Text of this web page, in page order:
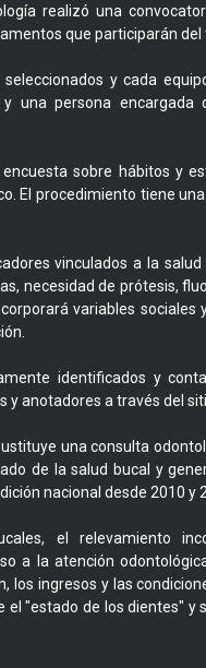
realizó una
que participarán del
y cada
una persona
sobre hábitos y
El procedimiento tiene
vinculados a la
necesidad de prótesis,
variables sociales
identificados y
anotadores a través del
una consulta
de la salud bucal y
nacional desde 2010 y
el relevamiento
a la atención
los ingresos y las
"estado de los dientes" y